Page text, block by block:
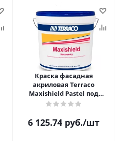
Краска фасадная
акриловая Terraco
Maxishield Pastel под
колеровку 15 л
6 125.74 руб./шт